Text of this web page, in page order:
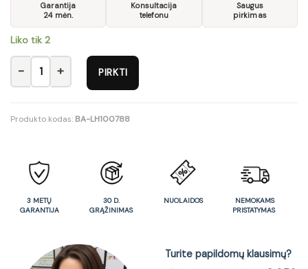
Garantija
24 mėn.
Konsultacija
telefonu
Saugus
pirkimas
Liko tik 2
produkto kiekis: Maze L08 Konsolė
PIRKTI
Produkto kodas: BA-LH100788
3 METŲ
GARANTIJA
30 D.
GRĄŽINIMAS
NUOLAIDOS
NEMOKAMS
PRISTATYMAS
Turite papildomų klausimų?